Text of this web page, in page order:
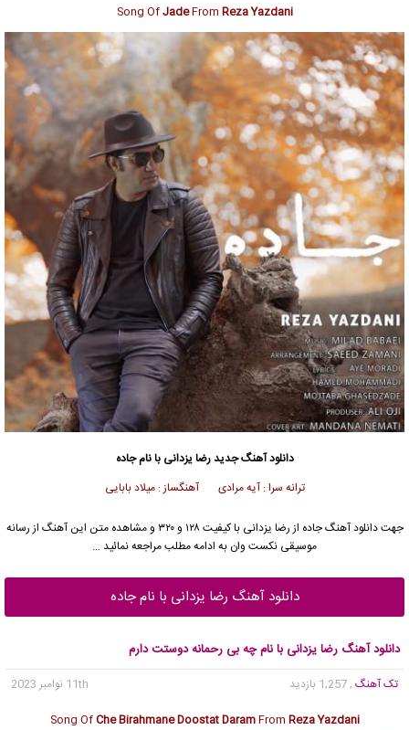
Song OfJadeFrom Reza Yazdani
دانلود آهنگ جدیدرضا یزدانی با نام جاده
ترانه سرا : آیه مرادی آهنگساز : میلاد بابایی
جهت دانلود آهنگ جاده از رضا یزدانی
با کیفیت ۱۲۸ و ۳۲۰ و مشاهده متن این آهنگ از رسانه
موسیقی نکست وان به ادامه مطلب مراجعه نمائید …
دانلود آهنگ رضا یزدانی با نام جاده
دانلود آهنگ رضا یزدانی با نام چه بی رحمانه دوستت دارم
تک آهنگ , 1,257 بازدید
11th نوامبر 2023
Song OfChe Birahmane Doostat DaramFrom Reza Yazdani